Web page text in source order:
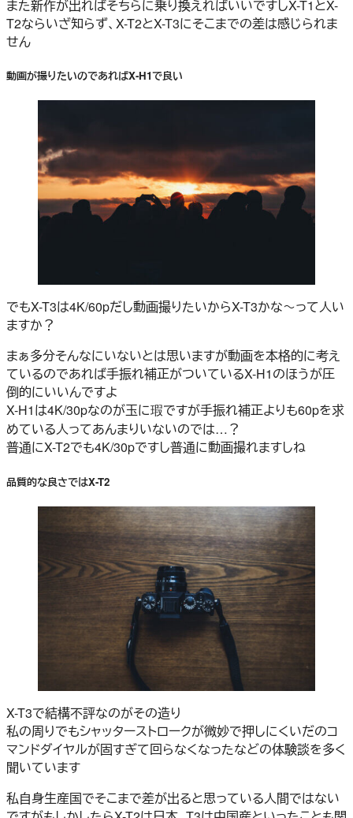
また新作が出ればそちらに乗り換えればいいですしX-T1とX-
T2ならいざ知らず、X-T2とX-T3にそこまでの差は感じられま
せん
動画が撮りたいのであればX-H1で良い
でもX-T3は4K/60pだし動画撮りたいからX-T3かな～って人い
ますか？
まぁ多分そんなにいないとは思いますが動画を本格的に考え
ているのであれば手振れ補正がついているX-H1のほうが圧
倒的にいいんですよ
X-H1は4K/30pなのが玉に瑕ですが手振れ補正よりも60pを求
めている人ってあんまりいないのでは…？
普通にX-T2でも4K/30pですし普通に動画撮れますしね
品質的な良さではX-T2
X-T3で結構不評なのがその造り
私の周りでもシャッターストロークが微妙で押しにくいだのコ
マンドダイヤルが固すぎて回らなくなったなどの体験談を多く
聞いています
私自身生産国でそこまで差が出ると思っている人間ではない